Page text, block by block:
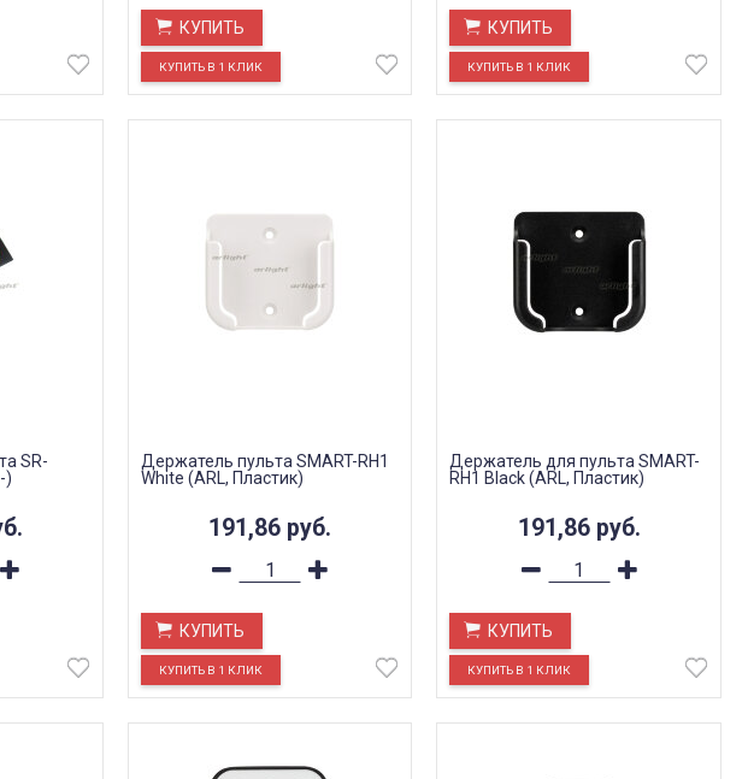
КУПИТЬ КУПИТЬ
SR-
)
Держатель пульта SMART-RH1
White (ARL, Пластик)
191,86 руб.
КУПИТЬ
Держатель для пульта SMART-
RH1 Black (ARL, Пластик)
191,86 руб.
КУПИТЬ